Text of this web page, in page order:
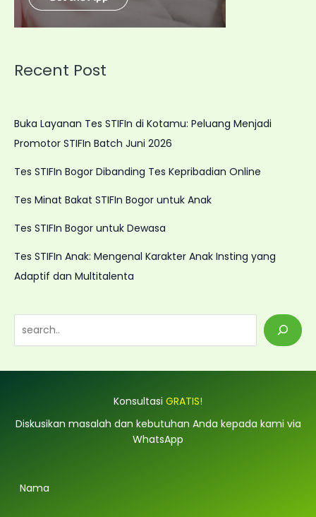
Recent Post
Buka Layanan Tes STIFIn di Kotamu: Peluang Menjadi
Promotor STIFIn Batch Juni 2026
Tes STIFIn Bogor Dibanding Tes Kepribadian Online
Tes Minat Bakat STIFIn Bogor untuk Anak
Tes STIFIn Bogor untuk Dewasa
Tes STIFIn Anak: Mengenal Karakter Anak Insting yang
Adaptif dan Multitalenta
e
h
Konsultasi GRATIS!
Diskusikan masalah dan kebutuhan Anda kepada kami via
WhatsApp